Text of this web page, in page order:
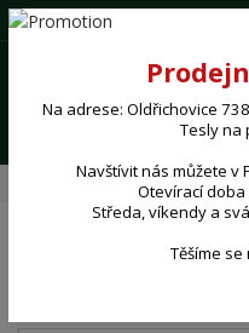
(+420) 724 062 293
👉 WEB - SHOP 🛒
Brána s
Na adrese: Oldřichovice
Tesly na
Navštívit nás můžete v
Otevírací
Středa, víkendy a
Těšíme se